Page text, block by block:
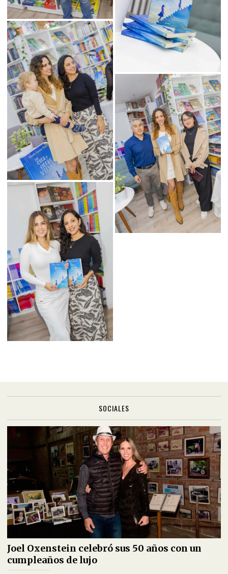
SOCIALES
Joel Oxenstein celebró sus 50 años con un
cumpleaños de lujo